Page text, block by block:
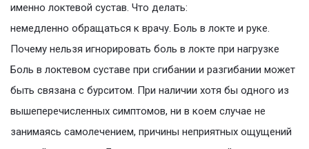
именно локтевой сустав. Что делать:
немедленно обращаться к врачу. Боль в локте и руке.
Почему нельзя игнорировать боль в локте при нагрузке
Боль в локтевом суставе при сгибании и разгибании может
быть связана с бурситом. При наличии хотя бы одного из
вышеперечисленных симптомов, ни в коем случае не
занимаясь самолечением, причины неприятных ощущений